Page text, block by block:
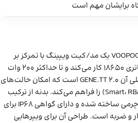
برایشان مهم است
دستگاه Argus GT2 200W از VOOPOO یک مد/کیـت ویپینگ با تمرکز بر
قدرت و دوام است که با دو باتری 18650 کار می‌کند و تا حداکثر 200 وات
خروجی می‌دهد. چیپست داخلی آن GENE.TT 2.0 است که امکان حالت‌های
مختلف ویپینگ (Smart، RBA، Turbo، TC) را فراهم می‌کند. بدنه از ترکیب
فلز روی (zinc alloy) و بخش چرمی ساخته شده و دارای گواهی IP68 برای
و ضربه است. طراحی آن برای ویپرهایی